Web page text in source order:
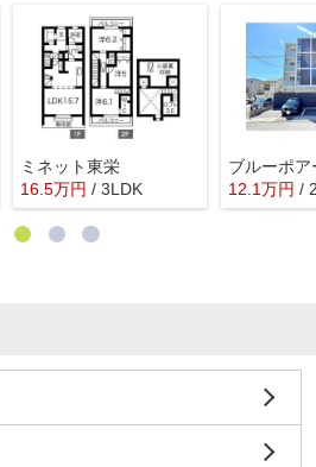
ミネット東栄
16.5万円 / 3LDK
ブルーポア
12.1万円 /